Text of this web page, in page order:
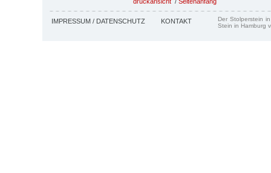
IMPRESSUM / DATENSCHUTZ KONTAKT
Der Stolperstein
Stein in Hamburg